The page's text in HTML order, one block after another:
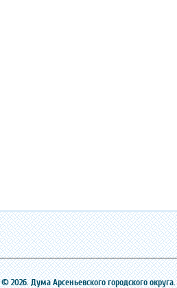
© 2026. Дума Арсеньевского городского